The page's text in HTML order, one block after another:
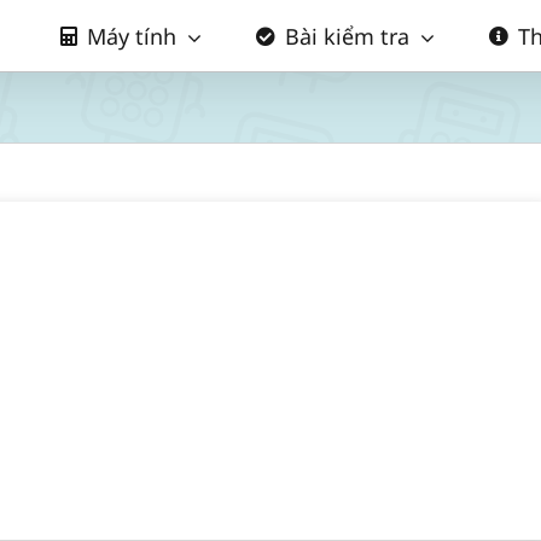
Máy tính Bài kiểm tra